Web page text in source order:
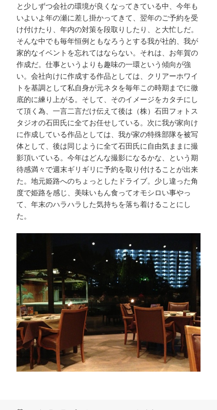
と少しずつ会社の環境が良くなってきている中、今年も
いよいよ年の瀬に差し掛かってきて、翌年のご予約を受
け付けたり、年内の対策を段取りしたり、と大忙しだ。
そんな中でも毎年恒例ともなろうとする我が社的、我が
家的なイベントを忘れてはならない。それは、お年賀の
作成だ。仕事というよりも趣味の一環という傾向が強
い。会社向けに作成する作品としては、クリアーホワイ
トを基調として私自身が元ネタを毎年この時期までに徹
底的に練り上がる。そして、そのイメージをカタチにし
て頂く為、一言二言だけ伝えて後は（株）石田フォトス
タジオの石田氏に全てお任せしている。次に我が家向け
に作成している作品としては、我が家の特殊部隊を被写
体として、後は同じように全て石田氏に自由気ままに撮
影頂いている。今年はどんな撮影になるかな、という期
待感満々で週末ギリギリに予約を取り付けることが出来
た。地元姫路へのちょっとしたドライブ。少し違った角
度で姫路を感じ、美味いもん食ってオモシロい事やっ
て、年末のハラハラした気持ちを落ち着けることにし
た。